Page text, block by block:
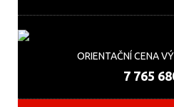
ORIENTAČNÍ CENA
7 765